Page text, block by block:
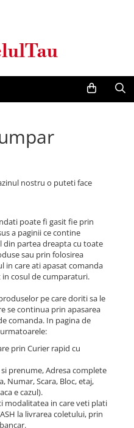
nostru o puteti face
poate fi gasit fie prin
a paginii ce contine
din partea dreapta cu toate
sau prin folosirea
in care ati apasat comanda
cosul de cumparaturi.
pe care doriti sa le
se continua prin apasarea
comanda. In pagina de
prin Curier rapid cu
prenume, Adresa complete
Numar, Scara, Bloc, etaj,
e cazul).
modalitatea in care veti plati
la livrarea coletului, prin